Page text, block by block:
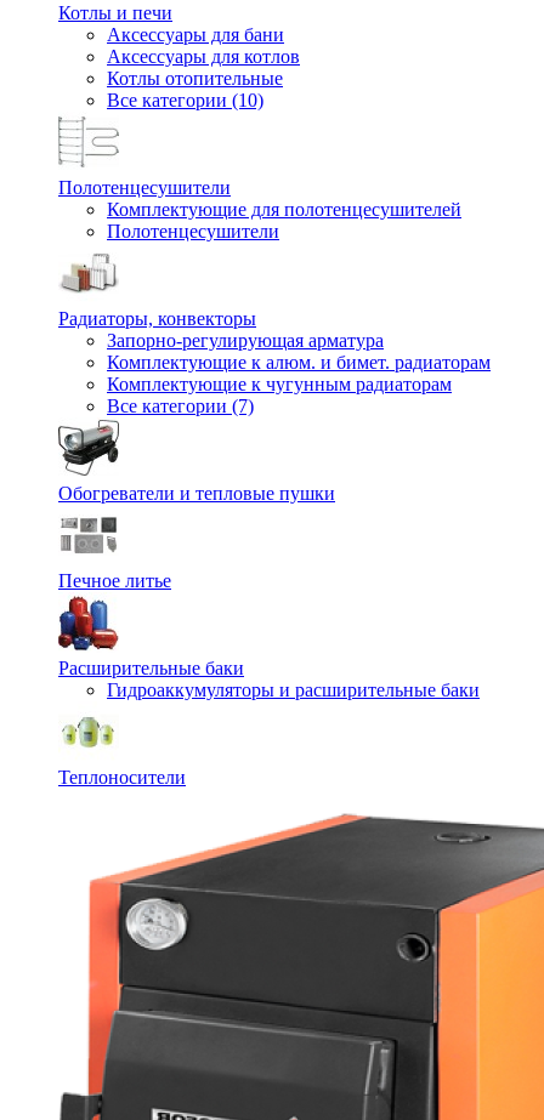
Котлы и печи
Аксессуары для бани
Аксессуары для котлов
Котлы отопительные
Все категории (10)
Полотенцесушители
Комплектующие для полотенцесушителей
Полотенцесушители
Радиаторы, конвекторы
Запорно-регулирующая арматура
Комплектующие к алюм. и бимет. радиаторам
Комплектующие к чугунным радиаторам
Все категории (7)
Обогреватели и тепловые пушки
Печное литье
Расширительные баки
Гидроаккумуляторы и расширительные баки
Теплоносители